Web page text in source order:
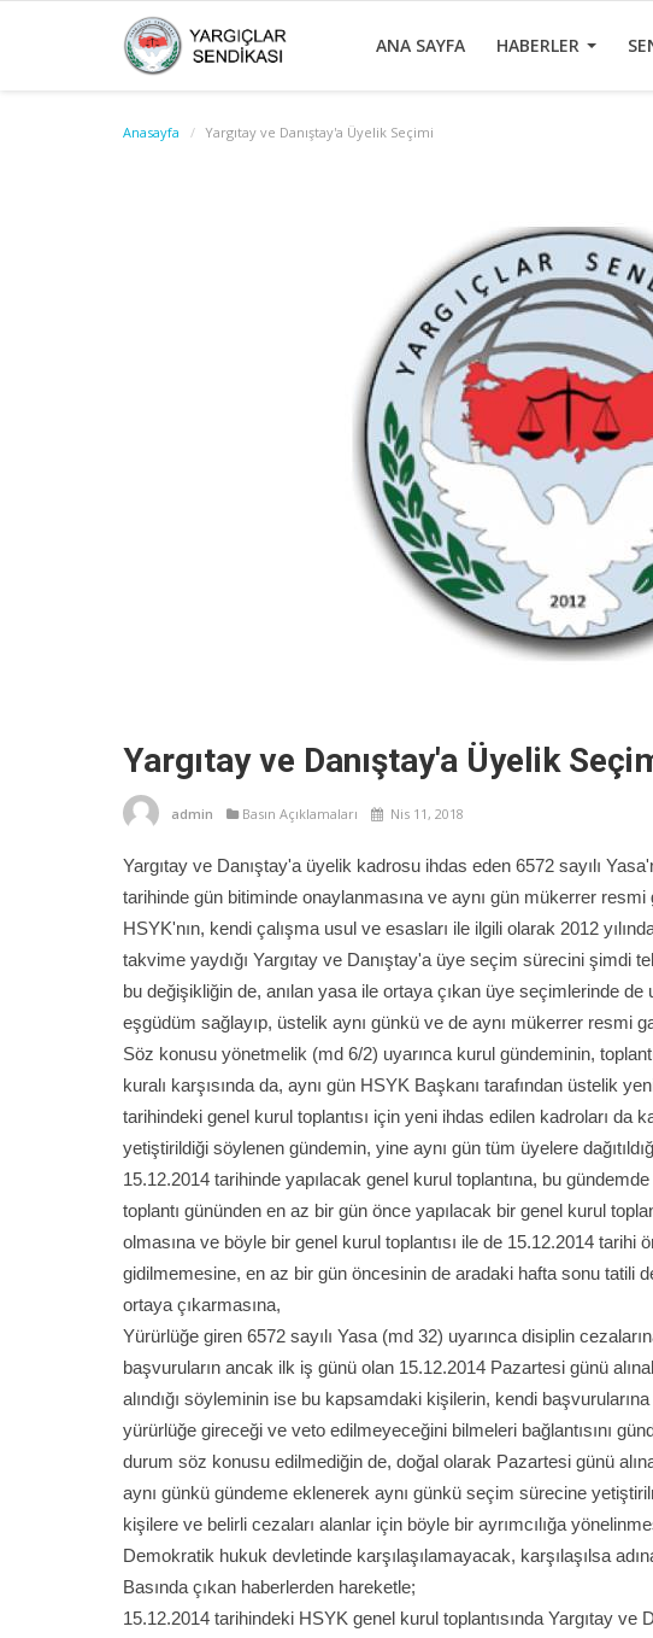
ANA SAYFA HABERLER
Anasayfa Yargıtay ve Danıştay'a Üyelik Seçimi
Yargıtay ve Danıştay'a Üyelik
admin Basın Açıklamaları Nis 11, 2018
Yargıtay ve Danıştay'a üyelik kadrosu ihdas eden 6572 sayılı
tarihinde gün bitiminde onaylanmasına ve aynı gün mükerrer resmi
HSYK'nın, kendi çalışma usul ve esasları ile ilgili olarak 2012
takvime yaydığı Yargıtay ve Danıştay'a üye seçim sürecini şimdi
bu değişikliğin de, anılan yasa ile ortaya çıkan üye seçimlerinde de
eşgüdüm sağlayıp, üstelik aynı günkü ve de aynı mükerrer resmi
Söz konusu yönetmelik (md 6/2) uyarınca kurul gündeminin,
kuralı karşısında da, aynı gün HSYK Başkanı tarafından üstelik
tarihindeki genel kurul toplantısı için yeni ihdas edilen kadroları da
yetiştirildiği söylenen gündemin, yine aynı gün tüm üyelere
15.12.2014 tarihinde yapılacak genel kurul toplantına, bu
toplantı gününden en az bir gün önce yapılacak bir genel kurul
olmasına ve böyle bir genel kurul toplantısı ile de 15.12.2014 tarihi
gidilmemesine, en az bir gün öncesinin de aradaki hafta sonu tatili
ortaya çıkarmasına,
Yürürlüğe giren 6572 sayılı Yasa (md 32) uyarınca disiplin
başvuruların ancak ilk iş günü olan 15.12.2014 Pazartesi günü
alındığı söyleminin ise bu kapsamdaki kişilerin, kendi
yürürlüğe gireceği ve veto edilmeyeceğini bilmeleri bağlantısını
durum söz konusu edilmediğin de, doğal olarak Pazartesi günü
aynı günkü gündeme eklenerek aynı günkü seçim sürecine
kişilere ve belirli cezaları alanlar için böyle bir ayrımcılığa
Demokratik hukuk devletinde karşılaşılamayacak, karşılaşılsa
Basında çıkan haberlerden hareketle;
15.12.2014 tarihindeki HSYK genel kurul toplantısında Yargıtay ve